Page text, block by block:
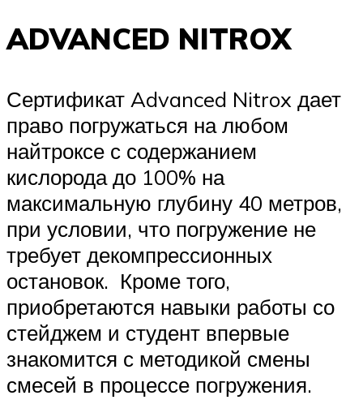
ADVANCED NITROX
Сертификат Advanced Nitrox дает
право погружаться на любом
найтроксе с содержанием
кислорода до 100% на
максимальную глубину 40 метров,
при условии, что погружение не
требует декомпрессионных
остановок. Кроме того,
приобретаются навыки работы со
стейджем и студент впервые
знакомится с методикой смены
смесей в процессе погружения.